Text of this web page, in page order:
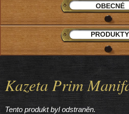
Kazeta Prim
Tento produkt byl odstraněn.
OBECNÉ
PRODUKTY